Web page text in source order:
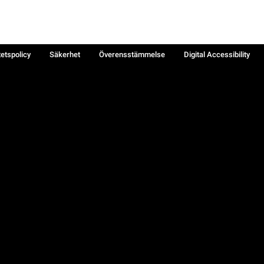
Säkerhet Överensstämmelse
Digital Accessibility